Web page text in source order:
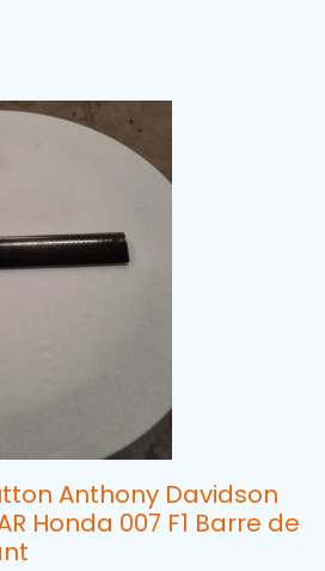
Anthony Davidson
Honda 007 F1 Barre de